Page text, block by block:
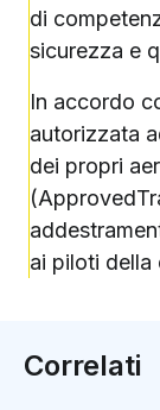
di
sicurezza e
In accordo
autorizzata
dei propri
ai piloti della
Correlati